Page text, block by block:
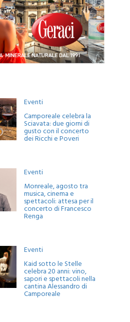
Eventi
Camporeale celebra la
Sciavata: due giorni di
gusto con il concerto
dei Ricchi e Poveri
Eventi
Monreale, agosto tra
musica, cinema e
spettacoli: attesa per il
concerto di Francesco
Renga
Eventi
Kaid sotto le Stelle
celebra 20 anni: vino,
sapori e spettacoli nella
cantina Alessandro di
Camporeale